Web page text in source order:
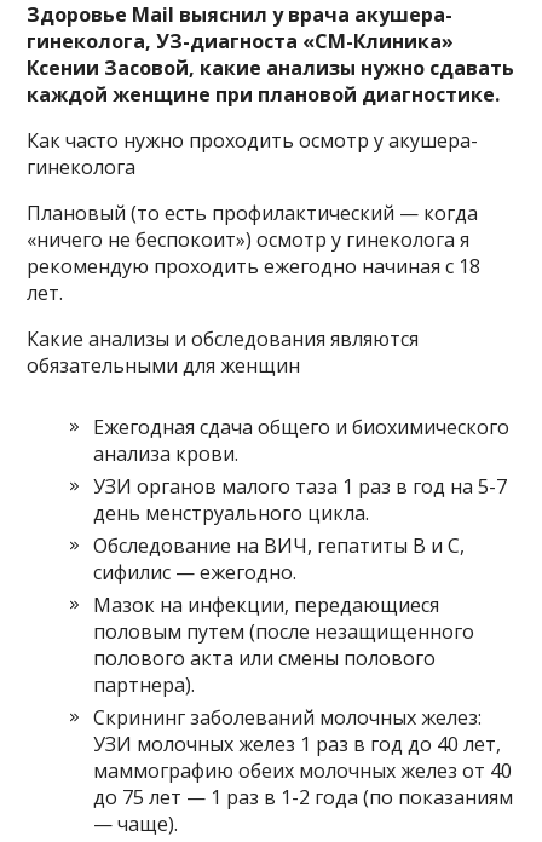
Здоровье Mail выяснил у врача акушера-
гинеколога, УЗ-диагноста «СМ-Клиника»
Ксении Засовой, какие анализы нужно сдавать
каждой женщине при плановой диагностике.
Как часто нужно проходить осмотр у акушера-
гинеколога
Плановый (то есть профилактический — когда
«ничего не беспокоит») осмотр у гинеколога я
рекомендую проходить ежегодно начиная с 18
лет.
Какие анализы и обследования являются
обязательными для женщин
Ежегодная сдача общего и биохимического
анализа крови.
УЗИ органов малого таза 1 раз в год на 5-7
день менструального цикла.
Обследование на ВИЧ, гепатиты В и С,
сифилис — ежегодно.
Мазок на инфекции, передающиеся
половым путем (после незащищенного
полового акта или смены полового
партнера).
Скрининг заболеваний молочных желез:
УЗИ молочных желез 1 раз в год до 40 лет,
маммографию обеих молочных желез от 40
до 75 лет — 1 раз в 1-2 года (по показаниям
— чаще).